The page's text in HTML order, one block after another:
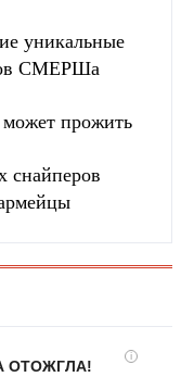
уникальные
СМЕРШа
может прожить
снайперов
i
ОТОЖГЛА!